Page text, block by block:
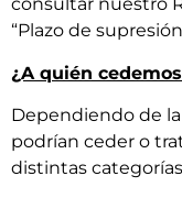
consultar nuestro
“Plazo de
¿A quién
Dependiendo de
podrían ceder o
distintas